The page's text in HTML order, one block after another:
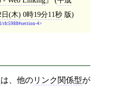
日(木) 0時19分11秒版)
rfc5988#section-4
は、他のリンク関係型が